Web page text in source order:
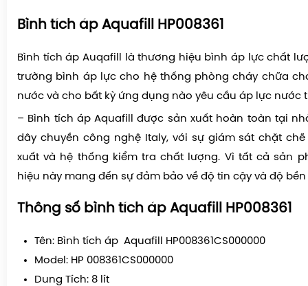
Bình tích áp Aquafill HP008361
Bình tích áp Auqafill là thương hiệu bình áp lực chất
trường bình áp lực cho hệ thống phòng cháy chữa
nước và cho bất kỳ ứng dụng nào yêu cầu áp lực nước
– Bình tích áp Aquafill được sản xuất hoàn toàn tại
dây chuyền công nghệ Italy, với sự giám sát chặt
xuất và hệ thống kiểm tra chất lượng. Vì tất cả sản
hiệu này mang đến sự đảm bảo về độ tin cậy và độ
Thông số bình tích áp Aquafill HP008361
Tên: Bình tích áp Aquafill HP008361CS000000
Model: HP 008361CS000000
Dung Tích: 8 lít